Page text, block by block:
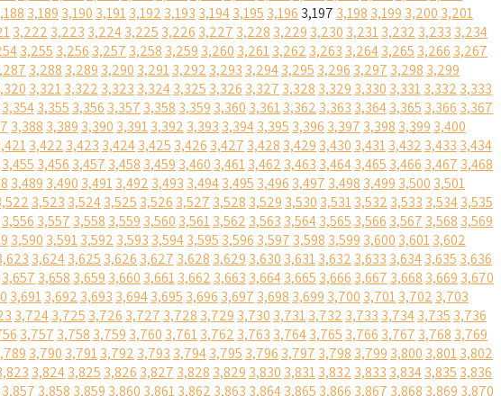
3,189 3,190 3,1913,192 3,193 3,1943,195 3,196 3,197 3,198 3,199 3,200 3,201
3,222 3,223 3,2243,225 3,226 3,227 3,228 3,229 3,230 3,2313,232 3,233 3,234
3,255 3,256 3,257 3,258 3,259 3,260 3,2613,262 3,263 3,2643,265 3,266 3,267
3,288 3,289 3,290 3,2913,292 3,293 3,2943,295 3,296 3,297 3,298 3,299
3,3213,322 3,323 3,3243,325 3,326 3,327 3,328 3,329 3,330 3,3313,332 3,333
3,3543,355 3,356 3,357 3,358 3,359 3,360 3,3613,362 3,363 3,3643,365 3,366 3,367
3,388 3,389 3,390 3,3913,392 3,393 3,3943,395 3,396 3,397 3,398 3,399 3,400
3,422 3,423 3,4243,425 3,426 3,427 3,428 3,429 3,430 3,4313,432 3,433 3,434
3,455 3,456 3,457 3,458 3,459 3,460 3,4613,462 3,463 3,4643,465 3,466 3,467 3,468
3,489 3,490 3,4913,492 3,493 3,4943,495 3,496 3,497 3,498 3,499 3,500 3,501
3,523 3,5243,525 3,526 3,527 3,528 3,529 3,530 3,5313,532 3,533 3,5343,535
3,556 3,557 3,558 3,559 3,560 3,5613,562 3,563 3,5643,565 3,566 3,567 3,568 3,569
3,590 3,5913,592 3,593 3,5943,595 3,596 3,597 3,598 3,599 3,600 3,6013,602
3,6243,625 3,626 3,627 3,628 3,629 3,630 3,6313,632 3,633 3,6343,635 3,636
3,657 3,658 3,659 3,660 3,6613,662 3,663 3,6643,665 3,666 3,667 3,668 3,669 3,670
3,6913,692 3,693 3,6943,695 3,696 3,697 3,698 3,699 3,700 3,7013,702 3,703
3,7243,725 3,726 3,727 3,728 3,729 3,730 3,7313,732 3,733 3,7343,735 3,736
3,757 3,758 3,759 3,760 3,7613,762 3,763 3,7643,765 3,766 3,767 3,768 3,769
3,790 3,7913,792 3,793 3,7943,795 3,796 3,797 3,798 3,799 3,800 3,8013,802
3,8243,825 3,826 3,827 3,828 3,829 3,830 3,8313,832 3,833 3,8343,835 3,836
3,857 3,858 3,859 3,860 3,8613,862 3,863 3,8643,865 3,866 3,867 3,868 3,869 3,870